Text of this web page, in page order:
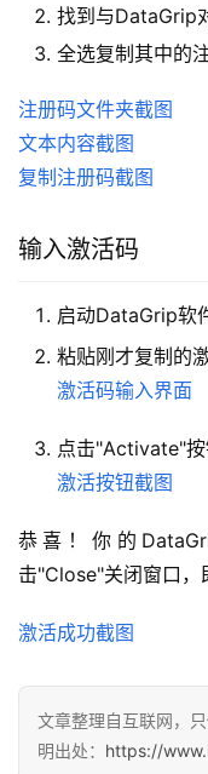
找到与DataGrip
全选复制其中的
注册码文件夹截图
文本内容截图
复制注册码截图
输入激活码
启动DataGrip软
粘贴刚才复制的
激活码输入界面
点击"Activate"按
激活按钮截图
恭喜！你的
击"Close"关闭窗口，
激活成功截图
文章整理自互联网，
明出处： https://